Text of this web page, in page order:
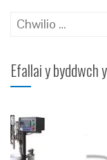
Chwilio
Efallai y byddwch